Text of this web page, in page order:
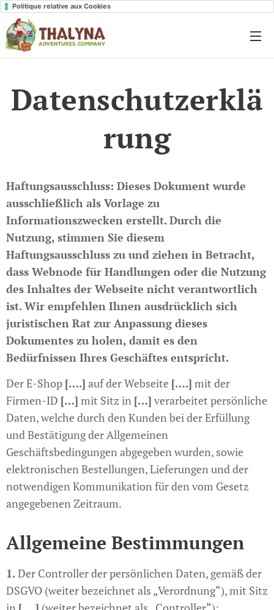
Politique relative aux Cookies
Datenschutzerklä
rung
Haftungsausschluss: Dieses Dokument wurde
ausschließlich als Vorlage zu
Informationszwecken erstellt. Durch die
Nutzung, stimmen Sie diesem
Haftungsausschluss zu und ziehen in Betracht,
dass Webnode für Handlungen oder die Nutzung
des Inhaltes der Webseite nicht verantwortlich
ist. Wir empfehlen Ihnen ausdrücklich sich
juristischen Rat zur Anpassung dieses
Dokumentes zu holen, damit es den
Bedürfnissen Ihres Geschäftes entspricht.
Der E-Shop [….] auf der Webseite [….] mit der
Firmen-ID […] mit Sitz in […] verarbeitet persönliche
Daten, welche durch den Kunden bei der Erfüllung
und Bestätigung der Allgemeinen
Geschäftsbedingungen abgegeben wurden, sowie
elektronischen Bestellungen, Lieferungen und der
notwendigen Kommunikation für den vom Gesetz
angegebenen Zeitraum.
Allgemeine Bestimmungen
1. Der Controller der persönlichen Daten, gemäß der
DSGVO (weiter bezeichnet als „Verordnung“), mit Sitz